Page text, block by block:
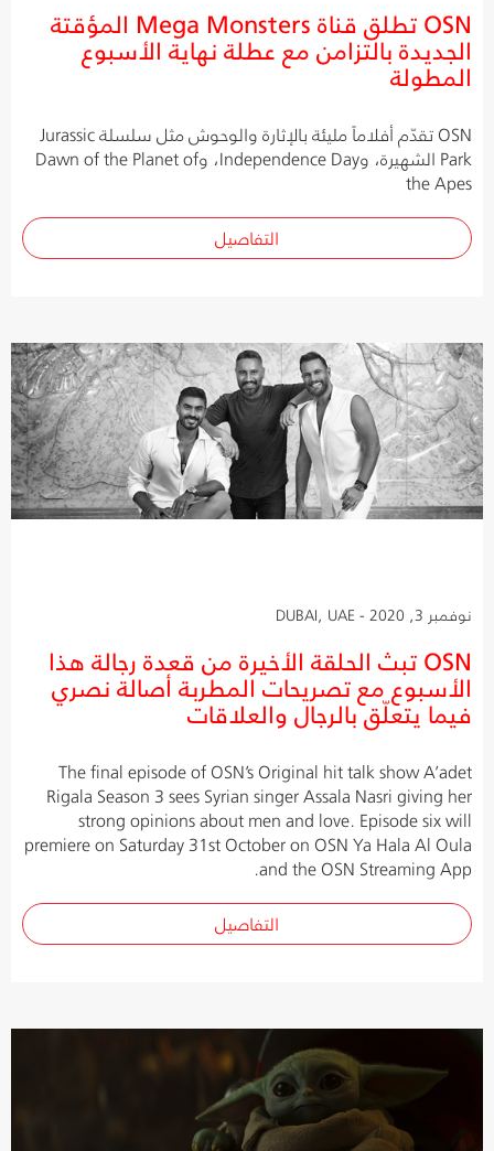
OSN تطلق قناة Mega Monsters المؤقتة
الجديدة بالتزامن مع عطلة نهاية الأسبوع
المطولة
OSN تقدّم أفلاماً مليئة بالإثارة والوحوش مثل سلسلة Jurassic
Park الشهيرة، وIndependence Day، وDawn of the Planet of
the Apes
التفاصيل
نوفمبر 3, 2020 - DUBAI, UAE
OSN تبث الحلقة الأخيرة من قعدة رجالة هذا
الأسبوع مع تصريحات المطربة أصالة نصري
فيما يتعلّق بالرجال والعلاقات
The final episode of OSN’s Original hit talk show A’adet
Rigala Season 3 sees Syrian singer Assala Nasri giving her
strong opinions about men and love. Episode six will
premiere on Saturday 31st October on OSN Ya Hala Al Oula
and the OSN Streaming App.
التفاصيل